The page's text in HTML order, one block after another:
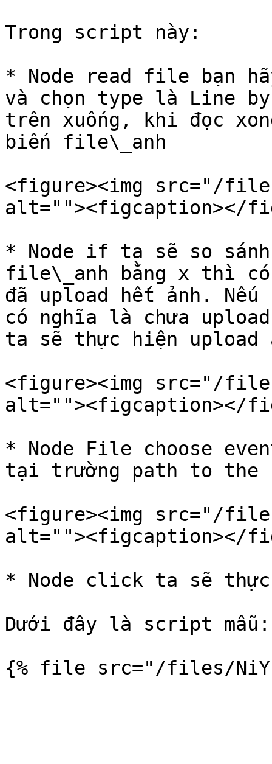
Trong script này:
* Node read file bạn
và chọn type là Line
trên xuống, khi đọc
biến file\_anh
<figure><img src="/files/
alt=""><figcaption></
* Node if ta sẽ so
file\_anh bằng x thì
đã upload hết ảnh.
có nghĩa là chưa
ta sẽ thực hiện upload
<figure><img src="/
alt=""><figcaption></
* Node File choose
tại trường path to
<figure><img src="/
alt=""><figcaption></
* Node click ta sẽ
Dưới đây là script mẫu: